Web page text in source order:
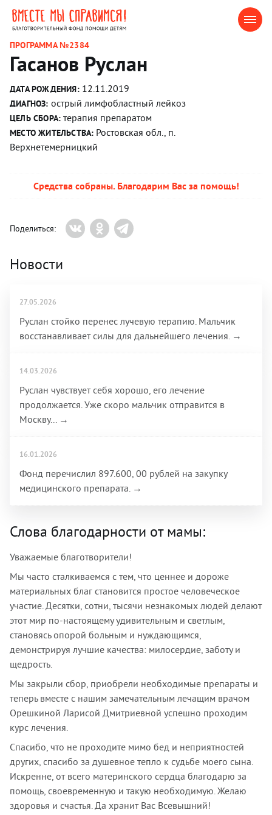
ПРОГРАММА №2384
Гасанов Руслан
ДАТА РОЖДЕНИЯ:12.11.2019
ДИАГНОЗ: острый лимфобластный лейкоз
ЦЕЛЬ СБОРА: терапия препаратом
МЕСТО ЖИТЕЛЬСТВА: Ростовская обл., п.
Верхнетемерницкий
Средства собраны. Благодарим Вас за помощь!
Поделиться:
Новости
27.05.2026
Руслан стойко перенес лучевую терапию. Мальчик
восстанавливает силы для дальнейшего лечения. →
14.03.2026
Руслан чувствует себя хорошо, его лечение
продолжается. Уже скоро мальчик отправится в
Москву... →
16.01.2026
Фонд перечислил 897.600, 00 рублей на закупку
медицинского препарата. →
Слова благодарности от мамы:
Уважаемые благотворители!
Мы часто сталкиваемся с тем, что ценнее и дороже
материальных благ становится простое человеческое
участие. Десятки, сотни, тысячи незнакомых людей делают
этот мир по-настоящему удивительным и светлым,
становясь опорой больным и нуждающимся,
демонстрируя лучшие качества: милосердие, заботу и
щедрость.
Мы закрыли сбор, приобрели необходимые препараты и
теперь вместе с нашим замечательным лечащим врачом
Орешкиной Ларисой Дмитриевной успешно проходим
курс лечения.
Спасибо, что не проходите мимо бед и неприятностей
других, спасибо за душевное тепло к судьбе моего сына.
Искренне, от всего материнского сердца благодарю за
помощь, своевременную и такую необходимую. Желаю
здоровья и счастья. Да хранит Вас Всевышний!